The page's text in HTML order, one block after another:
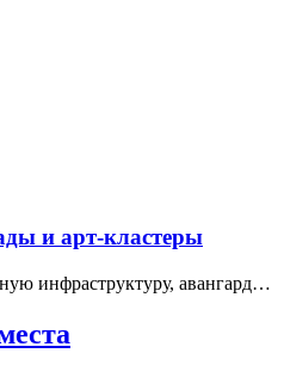
и арт-кластеры
инфраструктуру, авангард…